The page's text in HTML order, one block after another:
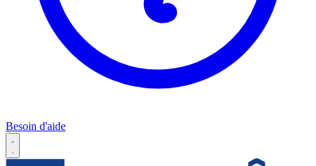
Besoin d'aide